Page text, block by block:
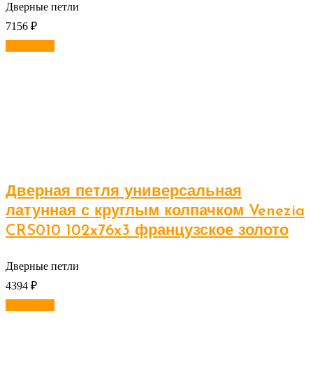
Дверные петли
7156 ₽
Дверная петля универсальная
латунная с круглым колпачком Venezia
CRS010 102x76x3 французское золото
Дверные петли
4394 ₽